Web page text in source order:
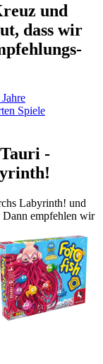
und
dass wir
Spiele
-
Labyrinth! und
Dann empfehlen wir